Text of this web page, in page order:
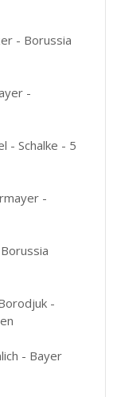
- Borussia
-
- Schalke - 5
-
-
- Bayer